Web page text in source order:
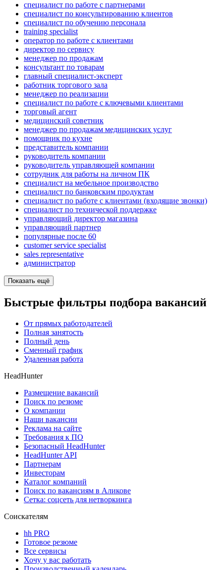
специалист по работе с партнерами
специалист по консультированию клиентов
специалист по обучению персонала
training specialist
оператор по работе с клиентами
директор по сервису
менеджер по продажам
консультант по товарам
главный специалист-эксперт
работник торгового зала
менеджер по реализации
специалист по работе с ключевыми клиентами
торговый агент
медицинский советник
менеджер по продажам медицинских услуг
помощник по кухне
представитель компании
руководитель компании
руководитель управляющей компании
сотрудник для работы на личном ПК
специалист на мебельное производство
специалист по банковским продуктам
специалист по работе с клиентами (входящие звонки)
специалист по технической поддержке
управляющий директор магазина
управляющий партнер
популярные после 60
customer service specialist
sales representative
администратор
Показать ещё
Быстрые фильтры подбора вакансий
От прямых работодателей
Полная занятость
Полный день
Сменный график
Удаленная работа
HeadHunter
Размещение вакансий
Поиск по резюме
О компании
Наши вакансии
Реклама на сайте
Требования к ПО
Безопасный HeadHunter
HeadHunter API
Партнерам
Инвесторам
Каталог компаний
Поиск по вакансиям в Аликове
Сетка: соцсеть для нетворкинга
Соискателям
hh PRO
Готовое резюме
Все сервисы
Хочу у вас работать